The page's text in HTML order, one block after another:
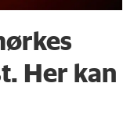
Her kan